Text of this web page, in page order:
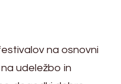
na osnovni
udeležbo in